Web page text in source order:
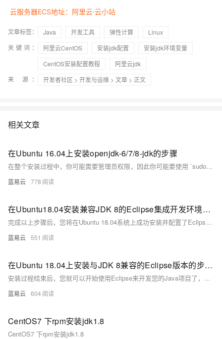
云服务器ECS地址：阿里云·云小站
文章标签： Java 开发工具 弹性计算
Linux
关键词：
阿里云CentOS 安装jdk配置
安装jdk环境变量
CentOS安装配置教程
阿里云jdk
来 源：
开发者社区 > 开发与运维 > 文章 > 正文
相关文章
在Ubuntu 16.04上安装openjdk-6/7/8-jdk的步骤
在整个安装过程中，你可能需要管理员权限，因此你可能要使用 `sudo` 来获取必要的权限。记得做完每一个步骤后，都要检查输出，以确保没有发生错误，并且每项操作都成功完成。如果在安装过程中遇到问题，查看 `/var/log/` 下的日志文件对于问题的解决可能是有帮助的。
蓝易云 778
在Ubuntu18.04安装兼容JDK 8的Eclipse集成开发环境的指南。
完成以上步骤后，您将在Ubuntu 18.04系统上成功安装并配置了Eclipse IDE，它将与JDK 8兼容，可以开始进行Java开发工作。如果遇到任何问题，请确保每一步骤都正确执行，并检查是否所有路径都与您的具体情况相匹配。
蓝易云 551
在Ubuntu 18.04上安装与JDK 8兼容的Eclipse版本的步骤。
安装过程结束后，您就可以开始使用Eclipse来开发您的Java项目了，并且确保它与JDK 8兼容无误。这个过程涉及的是一个基本的安装流程，针对使用Java 8的用户，Eclipse的其他配置和插件安装根据个人开发环境和需求来定制。
蓝易云 604
CentOS7 下rpm安装jdk1.8
CentOS7 下rpm安装jdk1.8